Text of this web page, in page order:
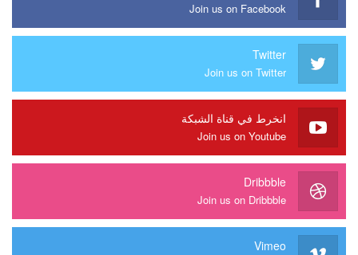
Join us on Facebook
Twitter
Join us on Twitter
انخرط في قناة الشبكة
Join us on Youtube
Dribbble
Join us on Dribbble
Vimeo